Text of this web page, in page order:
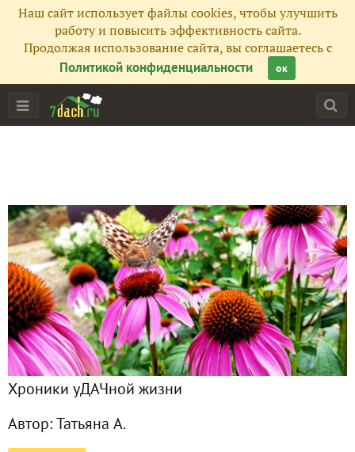
Наш сайт использует файлы cookies, чтобы улучшить
работу и повысить эффективность сайта.
Продолжая использование сайта, вы соглашаетесь с
Политикой конфиденциальности
ок
Хроники уДАЧной жизни
Автор:Татьяна А.
Главная
Подписчики 58
Все публикации
Сейчас обсуждают